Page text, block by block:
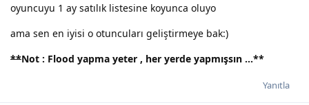
oyuncuyu 1 ay satılık listesine koyunca oluyo
ama sen en iyisi o otuncuları geliştirmeye bak:)
**Not : Flood yapma yeter , her yerde yapmışsın ...**
Yanıtla